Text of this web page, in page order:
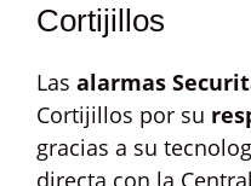
Cortijillos
Las alarmas
Cortijillos por su
gracias a su
directa con la